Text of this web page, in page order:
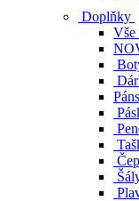
Doplňky
Vše